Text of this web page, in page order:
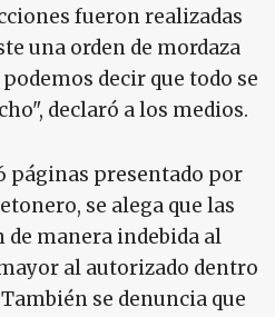
fueron realizadas
una orden de mordaza
decir que todo se
declaró a los medios.
páginas presentado por
se alega que las
de manera indebida al
al autorizado dentro
se denuncia que